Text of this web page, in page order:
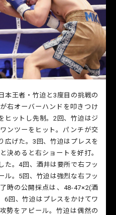
本王者・竹迫と3度目の挑戦の
右オーバーハンドを叩きつけ
ヒットし先制。2回、竹迫はジ
ンツーをヒット。パンチが交
広げた。3回、竹迫はプレスを
決めると右ショートを好打。
た。4回、酒井は要所で右フッ
ル。5回、竹迫は強烈な右フッ
時の公開採点は、48-47×2(酒
6回、竹迫はプレスをかけてワ
勢をアピール。竹迫は偶然の